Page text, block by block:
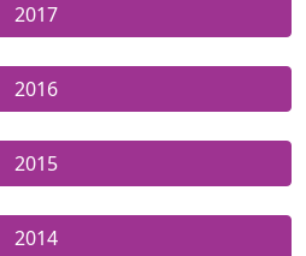
2017
2016
2015
2014